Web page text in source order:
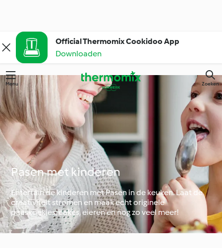
Official Thermomix Cookidoo App
Downloaden
Menu Zoeken
Pasen met kinderen
Entertain de kinderen met Pasen in de keuken. Laat de
creativiteit stromen en maak echt originele
paaskoekjes, cakes, eieren en nog zo veel meer!